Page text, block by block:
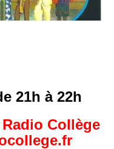
21h à 22h
Collège